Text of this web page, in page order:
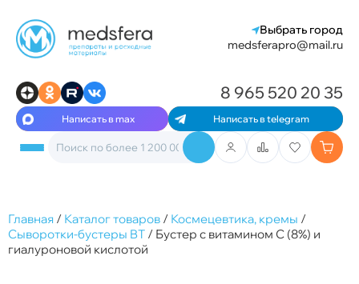
Выбрать город
medsferapro@mail.ru
Написать в max Написать в telegram
8 965 520 20 35
Главная / Каталог товаров / Космецевтика, кремы /
Сыворотки-бустеры BT / Бустер с витамином С (8%) и
гиалуроновой кислотой